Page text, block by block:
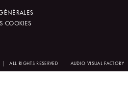
COOKIES
| ALL RIGHTS RESERVED | AUDIO VISUAL FACTORY